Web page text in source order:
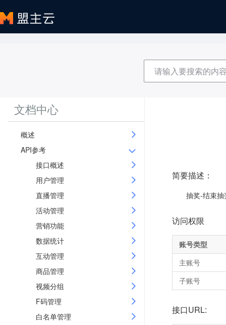
文档中心
概述
API参考
接口概述
用户管理
直播管理
活动管理
营销功能
数据统计
互动管理
商品管理
视频分组
F码管理
白名单管理
简要描述：
抽奖-结束抽
访问权限
账号类型
主账号
子账号
接口URL: